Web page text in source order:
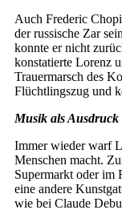
Auch Frederic
der russische Zar
konnte er nicht
konstatierte Lorenz
Trauermarsch des
Flüchtlingszug und
Musik als Ausdruck
Immer wieder warf
Menschen macht.
Supermarkt oder im
eine andere
wie bei Claude